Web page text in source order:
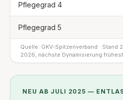
Pflegegrad 4
Pflegegrad 5
Quelle: GKV-Spitzenverband · Stand
2026, nächste Dynamisierung
NEU AB JULI 2025 —